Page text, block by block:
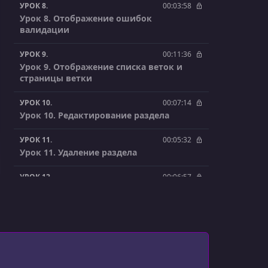
УРОК 8. 00:03:58
Урок 8. Отображение ошибок
валидации
УРОК 9. 00:11:36
Урок 9. Отображение списка веток и
страницы ветки
УРОК 10. 00:07:14
Урок 10. Редактирование раздела
УРОК 11. 00:05:32
Урок 11. Удаление раздела
УРОК 12. 00:06:57